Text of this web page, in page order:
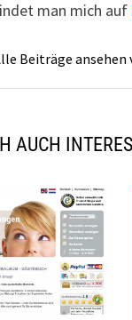
man mich auf
Beiträge ansehen
AUCH